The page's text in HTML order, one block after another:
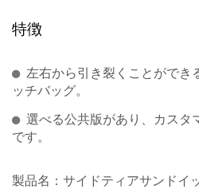
特徴
左右から引き裂くことができ
ッチバッグ。
選べる公共版があり、カスタ
です。
製品名：サイドティアサンドイ